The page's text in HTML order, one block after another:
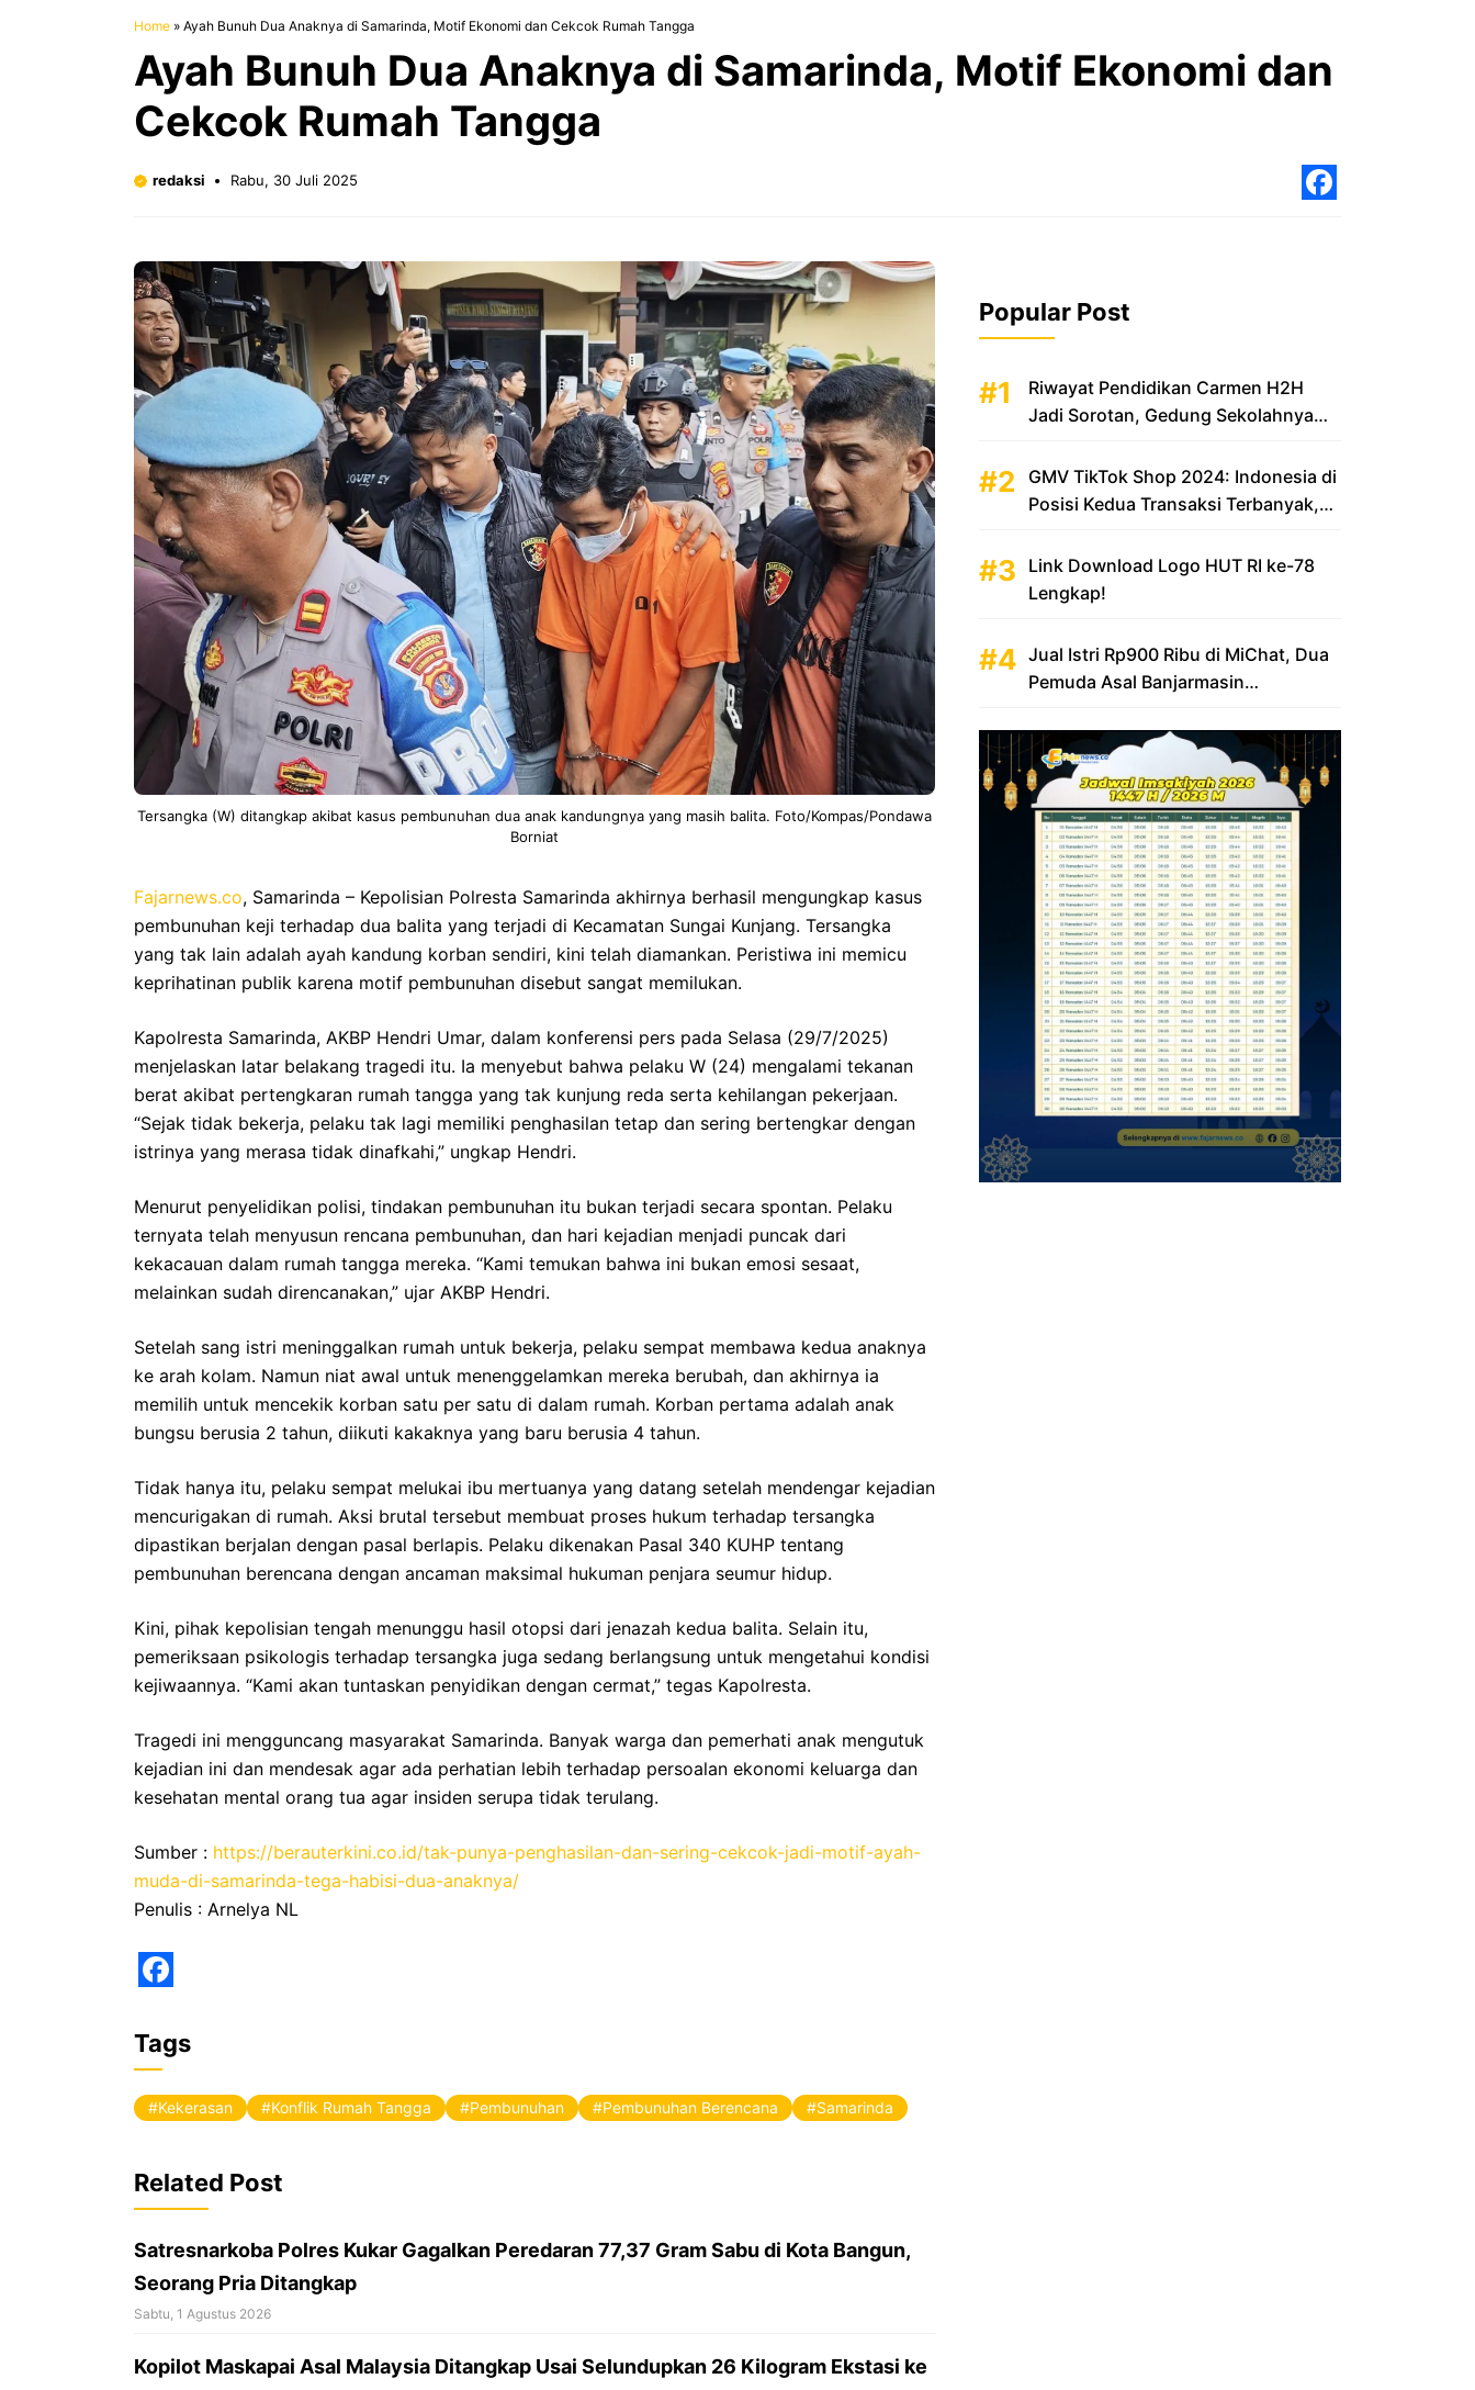
Home » Ayah Bunuh Dua Anaknya di Samarinda, Motif Ekonomi dan Cekcok Rumah Tangga
Ayah Bunuh Dua Anaknya di Samarinda, Motif Ekonomi dan
Cekcok Rumah Tangga
redaksi Rabu, 30 Juli 2025
Tersangka (W) ditangkap akibat kasus pembunuhan dua anak kandungnya yang masih balita. Foto/Kompas/Pondawa
Borniat
Fajarnews.co, Samarinda – Kepolisian Polresta Samarinda akhirnya berhasil mengungkap kasus
pembunuhan keji terhadap dua balita yang terjadi di Kecamatan Sungai Kunjang. Tersangka
yang tak lain adalah ayah kandung korban sendiri, kini telah diamankan. Peristiwa ini memicu
keprihatinan publik karena motif pembunuhan disebut sangat memilukan.
Kapolresta Samarinda, AKBP Hendri Umar, dalam konferensi pers pada Selasa (29/7/2025)
menjelaskan latar belakang tragedi itu. Ia menyebut bahwa pelaku W (24) mengalami tekanan
berat akibat pertengkaran rumah tangga yang tak kunjung reda serta kehilangan pekerjaan.
“Sejak tidak bekerja, pelaku tak lagi memiliki penghasilan tetap dan sering bertengkar dengan
istrinya yang merasa tidak dinafkahi,” ungkap Hendri.
Menurut penyelidikan polisi, tindakan pembunuhan itu bukan terjadi secara spontan. Pelaku
ternyata telah menyusun rencana pembunuhan, dan hari kejadian menjadi puncak dari
kekacauan dalam rumah tangga mereka. “Kami temukan bahwa ini bukan emosi sesaat,
melainkan sudah direncanakan,” ujar AKBP Hendri.
Setelah sang istri meninggalkan rumah untuk bekerja, pelaku sempat membawa kedua anaknya
ke arah kolam. Namun niat awal untuk menenggelamkan mereka berubah, dan akhirnya ia
memilih untuk mencekik korban satu per satu di dalam rumah. Korban pertama adalah anak
bungsu berusia 2 tahun, diikuti kakaknya yang baru berusia 4 tahun.
Tidak hanya itu, pelaku sempat melukai ibu mertuanya yang datang setelah mendengar kejadian
mencurigakan di rumah. Aksi brutal tersebut membuat proses hukum terhadap tersangka
dipastikan berjalan dengan pasal berlapis. Pelaku dikenakan Pasal 340 KUHP tentang
pembunuhan berencana dengan ancaman maksimal hukuman penjara seumur hidup.
Kini, pihak kepolisian tengah menunggu hasil otopsi dari jenazah kedua balita. Selain itu,
pemeriksaan psikologis terhadap tersangka juga sedang berlangsung untuk mengetahui kondisi
kejiwaannya. “Kami akan tuntaskan penyidikan dengan cermat,” tegas Kapolresta.
Tragedi ini mengguncang masyarakat Samarinda. Banyak warga dan pemerhati anak mengutuk
kejadian ini dan mendesak agar ada perhatian lebih terhadap persoalan ekonomi keluarga dan
kesehatan mental orang tua agar insiden serupa tidak terulang.
Sumber : https://berauterkini.co.id/tak-punya-penghasilan-dan-sering-cekcok-jadi-motif-ayah-
muda-di-samarinda-tega-habisi-dua-anaknya/
Penulis : Arnelya NL
a
c
e
o
o
k
Tags
Kekerasan Konflik Rumah Tangga Pembunuhan Pembunuhan Berencana Samarinda
Related Post
Satresnarkoba Polres Kukar Gagalkan Peredaran 77,37 Gram Sabu di Kota Bangun,
Seorang Pria Ditangkap
Sabtu, 1 Agustus 2026
Kopilot Maskapai Asal Malaysia Ditangkap Usai Selundupkan 26 Kilogram Ekstasi ke
Popular Post
Riwayat Pendidikan Carmen H2H
Jadi Sorotan, Gedung Sekolahnya
GMV TikTok Shop 2024: Indonesia di
Posisi Kedua Transaksi Terbanyak,
Link Download Logo HUT RI ke-78
Lengkap!
Jual Istri Rp900 Ribu di MiChat, Dua
Pemuda Asal Banjarmasin